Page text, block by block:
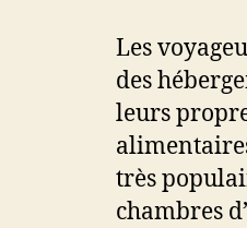
Les
des
leurs
très
chambres